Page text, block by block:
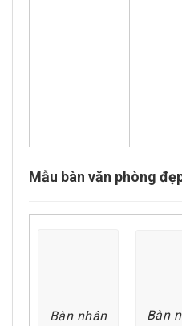
Mẫu bàn văn phòng
Bàn nhân
Bàn